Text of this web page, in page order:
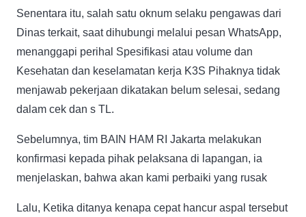
Senentara itu, salah satu oknum selaku pengawas dari
Dinas terkait, saat dihubungi melalui pesan WhatsApp,
menanggapi perihal Spesifikasi atau volume dan
Kesehatan dan keselamatan kerja K3S Pihaknya tidak
menjawab pekerjaan dikatakan belum selesai, sedang
dalam cek dan s TL.
Sebelumnya, tim BAIN HAM RI Jakarta melakukan
konfirmasi kepada pihak pelaksana di lapangan, ia
menjelaskan, bahwa akan kami perbaiki yang rusak
Lalu, Ketika ditanya kenapa cepat hancur aspal tersebut